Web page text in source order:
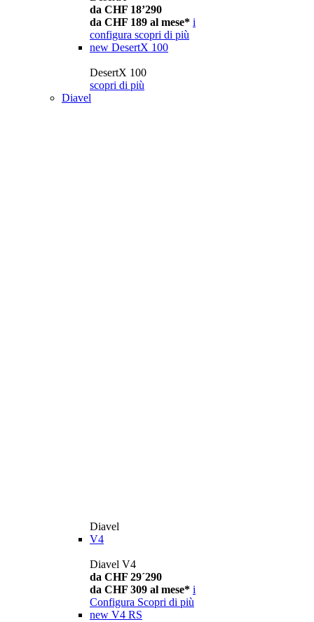
da CHF 18’290
da CHF 189 al mese* i
configura scopri di più
new DesertX 100
DesertX 100
scopri di più
Diavel
Diavel
V4
Diavel V4
da CHF 29´290
da CHF 309 al mese* i
Configura Scopri di più
new V4 RS